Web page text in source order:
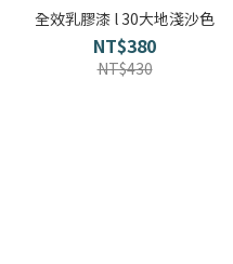
全效乳膠漆 l 30大地淺沙色
NT$380
NT$430